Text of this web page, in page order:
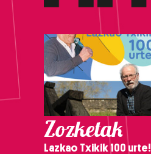
Zozketak
Lazkao Txikik 100 urte!